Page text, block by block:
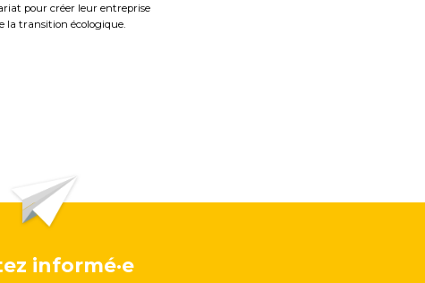
pour créer leur entreprise
la transition écologique.
informé·e